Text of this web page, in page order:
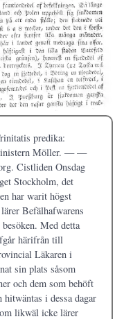
predika:
Möller. — —
Cistliden Onsdag
Stockholm, det
har warit högst
Befälhafwarens
Med detta
härifrån till
Läkaren i
sin plats såsom
och dem som behöft
i dessa dagar
likwäl icke lärer